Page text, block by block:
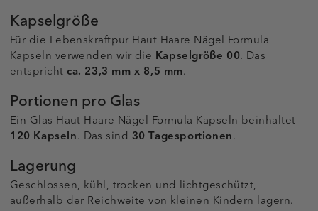
Kapselgröße
Für die Lebenskraftpur Haut Haare Nägel Formula
Kapseln verwenden wir die Kapselgröße 00. Das
entsprichtca. 23,3 mm x 8,5 mm.
Portionen pro Glas
Ein Glas Haut Haare Nägel Formula Kapseln beinhaltet
120 Kapseln. Das sind 30 Tagesportionen.
Lagerung
Geschlossen, kühl, trocken und lichtgeschützt,
außerhalb der Reichweite von kleinen Kindern lagern.